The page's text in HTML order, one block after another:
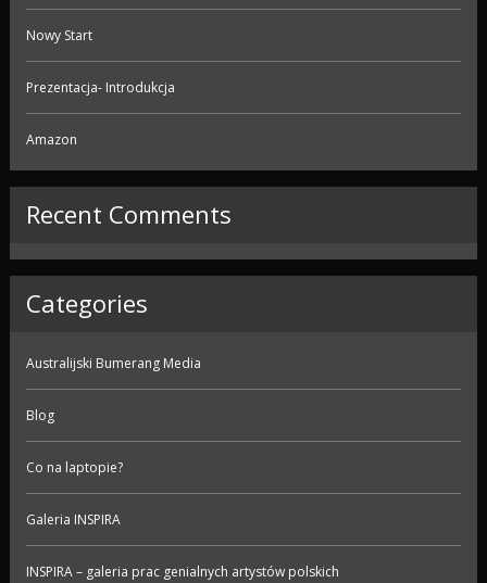
Nowy Start
Prezentacja- Introdukcja
Amazon
Recent Comments
Categories
Australijski Bumerang Media
Blog
Co na laptopie?
Galeria INSPIRA
INSPIRA – galeria prac genialnych artystów polskich